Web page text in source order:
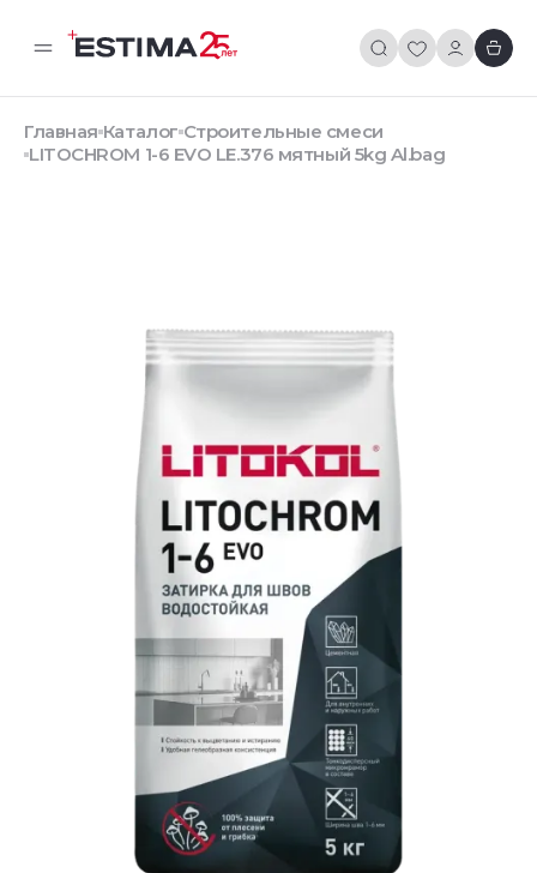
Главная Каталог Строительные смеси
LITOCHROM 1-6 EVO LE.376 мятный 5kg Al.bag